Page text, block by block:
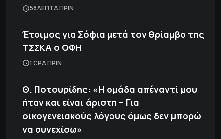
58 ΛΕΠΤΑ ΠΡΙΝ
Έτοιμος για Σόφια μετά τον θρίαμβο της
ΤΣΣΚΑ ο ΟΦΗ
1 ΩΡΑ ΠΡΙΝ
Θ. Ποτουρίδης: «Η ομάδα απέναντί μου
ήταν και είναι άριστη – Για
οικογενειακούς λόγους όμως δεν μπορώ
να συνεχίσω»